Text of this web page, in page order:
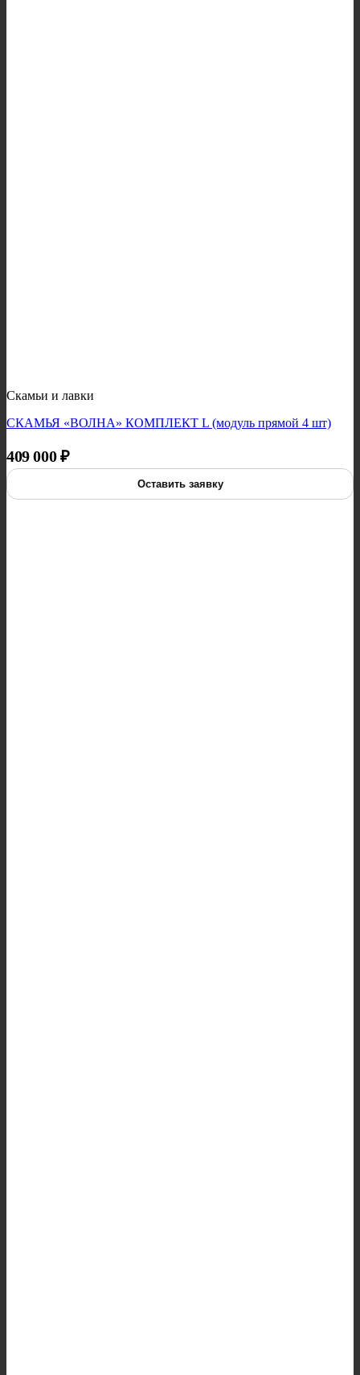
Скамьи и лавки
СКАМЬЯ «ВОЛНА» КОМПЛЕКТ L (модуль прямой 4 шт)
409 000₽
Оставить заявку